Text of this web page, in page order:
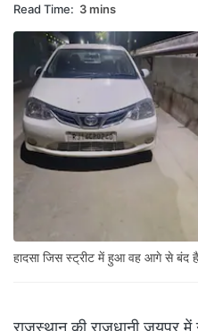
Read Time: 3 mins
हादसा जिस स्ट्रीट में हुआ वह आगे से
राजस्थान की राजधानी जयपुर